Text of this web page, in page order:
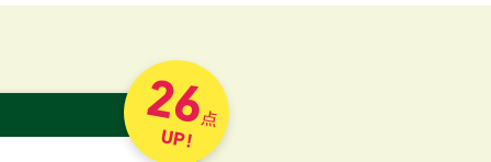
26点
UP!